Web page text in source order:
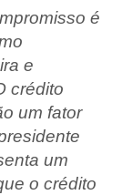
é
e
crédito
um fator
um
o crédito